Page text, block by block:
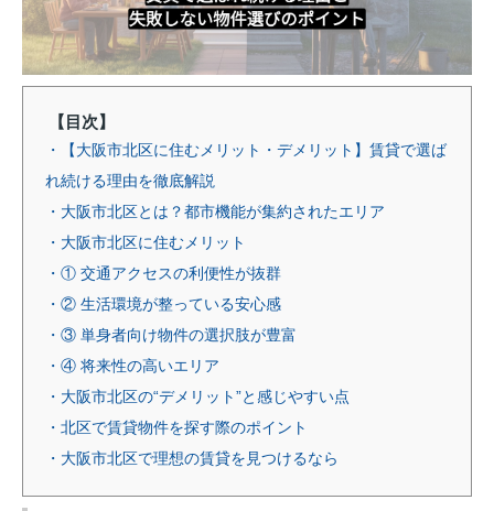
【目次】
・【大阪市北区に住むメリット・デメリット】賃貸で選ば
れ続ける理由を徹底解説
・大阪市北区とは？都市機能が集約されたエリア
・大阪市北区に住むメリット
・① 交通アクセスの利便性が抜群
・② 生活環境が整っている安心感
・③ 単身者向け物件の選択肢が豊富
・④ 将来性の高いエリア
・大阪市北区の“デメリット”と感じやすい点
・北区で賃貸物件を探す際のポイント
・大阪市北区で理想の賃貸を見つけるなら